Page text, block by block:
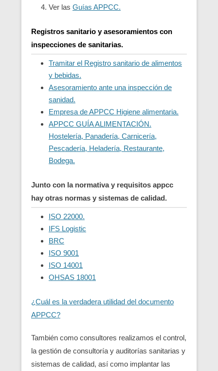
Ver las Guías APPCC.
Registros sanitario y asesoramientos con
inspecciones de sanitarias.
Tramitar el Registro sanitario de alimentos
y bebidas.
Asesoramiento ante una inspección de
sanidad.
Empresa de APPCC Higiene alimentaria.
APPCC GUÍA ALIMENTACIÓN.
Hostelería, Panadería, Carnicería,
Pescadería, Heladería, Restaurante,
Bodega.
Junto con la normativa y requisitos appcc
hay otras normas y sistemas de calidad.
ISO 22000.
IFS Logistic
BRC
ISO 9001
ISO 14001
OHSAS 18001
¿Cuál es la verdadera utilidad del documento
APPCC?
También como consultores realizamos el control,
la gestión de consultoría y auditorías sanitarias y
sistemas de calidad, así como implantar las